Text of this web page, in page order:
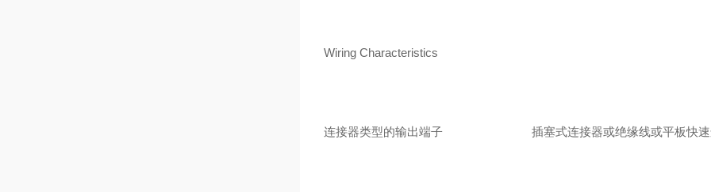
Wiring Characteristics
连接器类型的输出端子 插塞式连接器或绝缘线或平板快